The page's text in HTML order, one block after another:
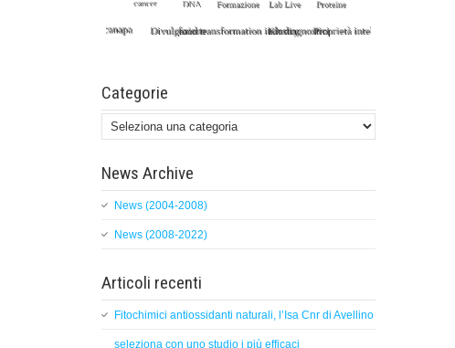
Categorie
Categorie
News Archive
News (2004-2008)
News (2008-2022)
Articoli recenti
Fitochimici antiossidanti naturali, l’Isa Cnr di Avellino
seleziona con uno studio i più efficaci